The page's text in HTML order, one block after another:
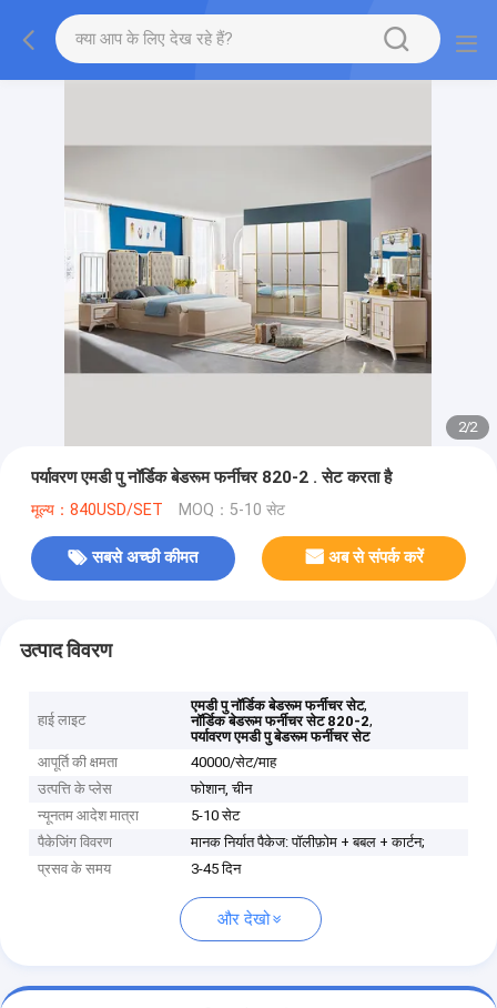
2/2
पर्यावरण एमडी पु नॉर्डिक बेडरूम फर्नीचर 820-2 . सेट करता है
मूल्य：840USD/SET MOQ：5-10 सेट
सबसे अच्छी कीमत अब से संपर्क करें
उत्पाद विवरण
हाई लाइट
एमडी पु नॉर्डिक बेडरूम फर्नीचर सेट,
नॉर्डिक बेडरूम फर्नीचर सेट 820-2,
पर्यावरण एमडी पु बेडरूम फर्नीचर सेट
आपूर्ति की क्षमता
40000/सेट/माह
उत्पत्ति के प्लेस
फोशान, चीन
न्यूनतम आदेश मात्रा
5-10 सेट
पैकेजिंग विवरण
मानक निर्यात पैकेज: पॉलीफ़ोम + बबल + कार्टन;
प्रसव के समय
3-45 दिन
और देखो